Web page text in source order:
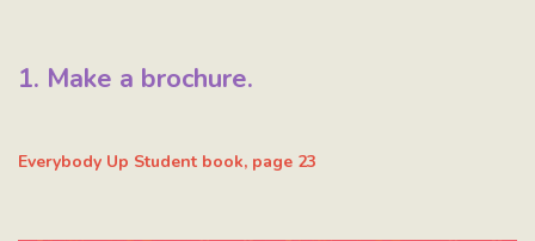
1. Make a brochure.
Everybody Up Student book, page 23